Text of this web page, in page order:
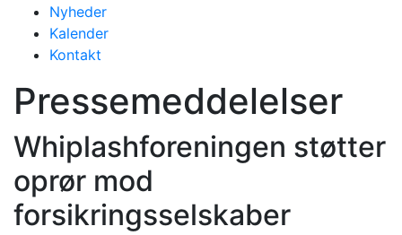
Nyheder
Kalender
Kontakt
Pressemeddelelser
Whiplashforeningen støtter
oprør mod
forsikringsselskaber